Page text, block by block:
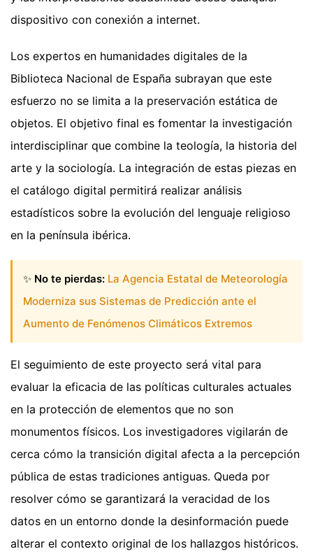
dispositivo con conexión a internet.
Los expertos en humanidades digitales de la
Biblioteca Nacional de España subrayan que este
esfuerzo no se limita a la preservación estática de
objetos. El objetivo final es fomentar la investigación
interdisciplinar que combine la teología, la historia del
arte y la sociología. La integración de estas piezas en
el catálogo digital permitirá realizar análisis
estadísticos sobre la evolución del lenguaje religioso
en la península ibérica.
✨ No te pierdas: La Agencia Estatal de Meteorología
Moderniza sus Sistemas de Predicción ante el
Aumento de Fenómenos Climáticos Extremos
El seguimiento de este proyecto será vital para
evaluar la eficacia de las políticas culturales actuales
en la protección de elementos que no son
monumentos físicos. Los investigadores vigilarán de
cerca cómo la transición digital afecta a la percepción
pública de estas tradiciones antiguas. Queda por
resolver cómo se garantizará la veracidad de los
datos en un entorno donde la desinformación puede
alterar el contexto original de los hallazgos históricos.